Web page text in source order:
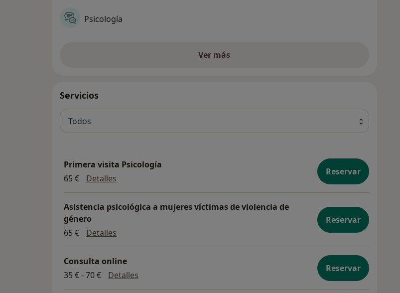
Psicología
Ver más
Servicios
Todos
Primera visita Psicología
65 €
Detalles
Reservar
Asistencia psicológica a mujeres víctimas de violencia de
género
65 €
Detalles Asistencia psicológica a mujeres víctimas de violencia de género
Reservar
Consulta online
35 € - 70 €
Detalles
Reservar